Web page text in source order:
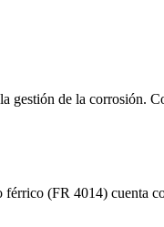
gestión de la corrosión.
férrico (FR 4014) cuenta